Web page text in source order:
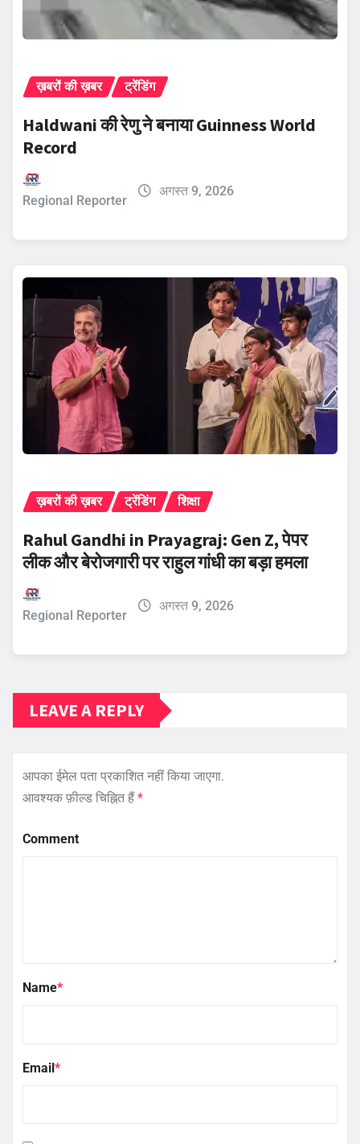
ख़बरों की ख़बर ट्रेंडिंग
Haldwani की रेणु ने बनाया Guinness World
Record
Regional Reporter
अगस्त 9, 2026
ख़बरों की ख़बर ट्रेंडिंग शिक्षा
Rahul Gandhi in Prayagraj: Gen Z, पेपर
लीक और बेरोजगारी पर राहुल गांधी का बड़ा हमला
Regional Reporter
अगस्त 9, 2026
LEAVE A REPLY
आपका ईमेल पता प्रकाशित नहीं किया जाएगा.
आवश्यक फ़ील्ड चिह्नित हैं *
Comment
Name*
Email*